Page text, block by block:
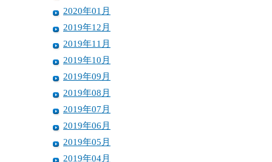
2020年01月
2019年12月
2019年11月
2019年10月
2019年09月
2019年08月
2019年07月
2019年06月
2019年05月
2019年04月